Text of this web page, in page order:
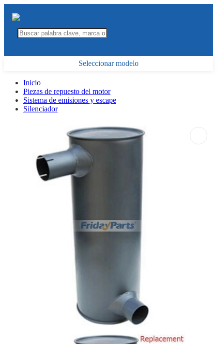
Seleccionar modelo
Inicio
Piezas de repuesto del motor
Sistema de emisiones y escape
Silenciador